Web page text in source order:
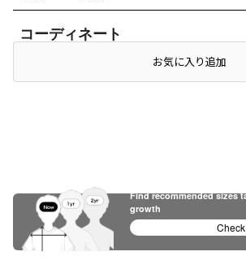
コーディネート
店頭在庫を確認するお気に入り追加
Find recommended sizes
growth